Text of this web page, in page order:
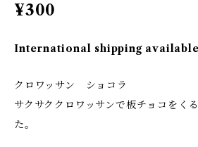
¥300
International shipping available
クロワッサン ショコラ
サクサククロワッサンで板チョコをく
た。